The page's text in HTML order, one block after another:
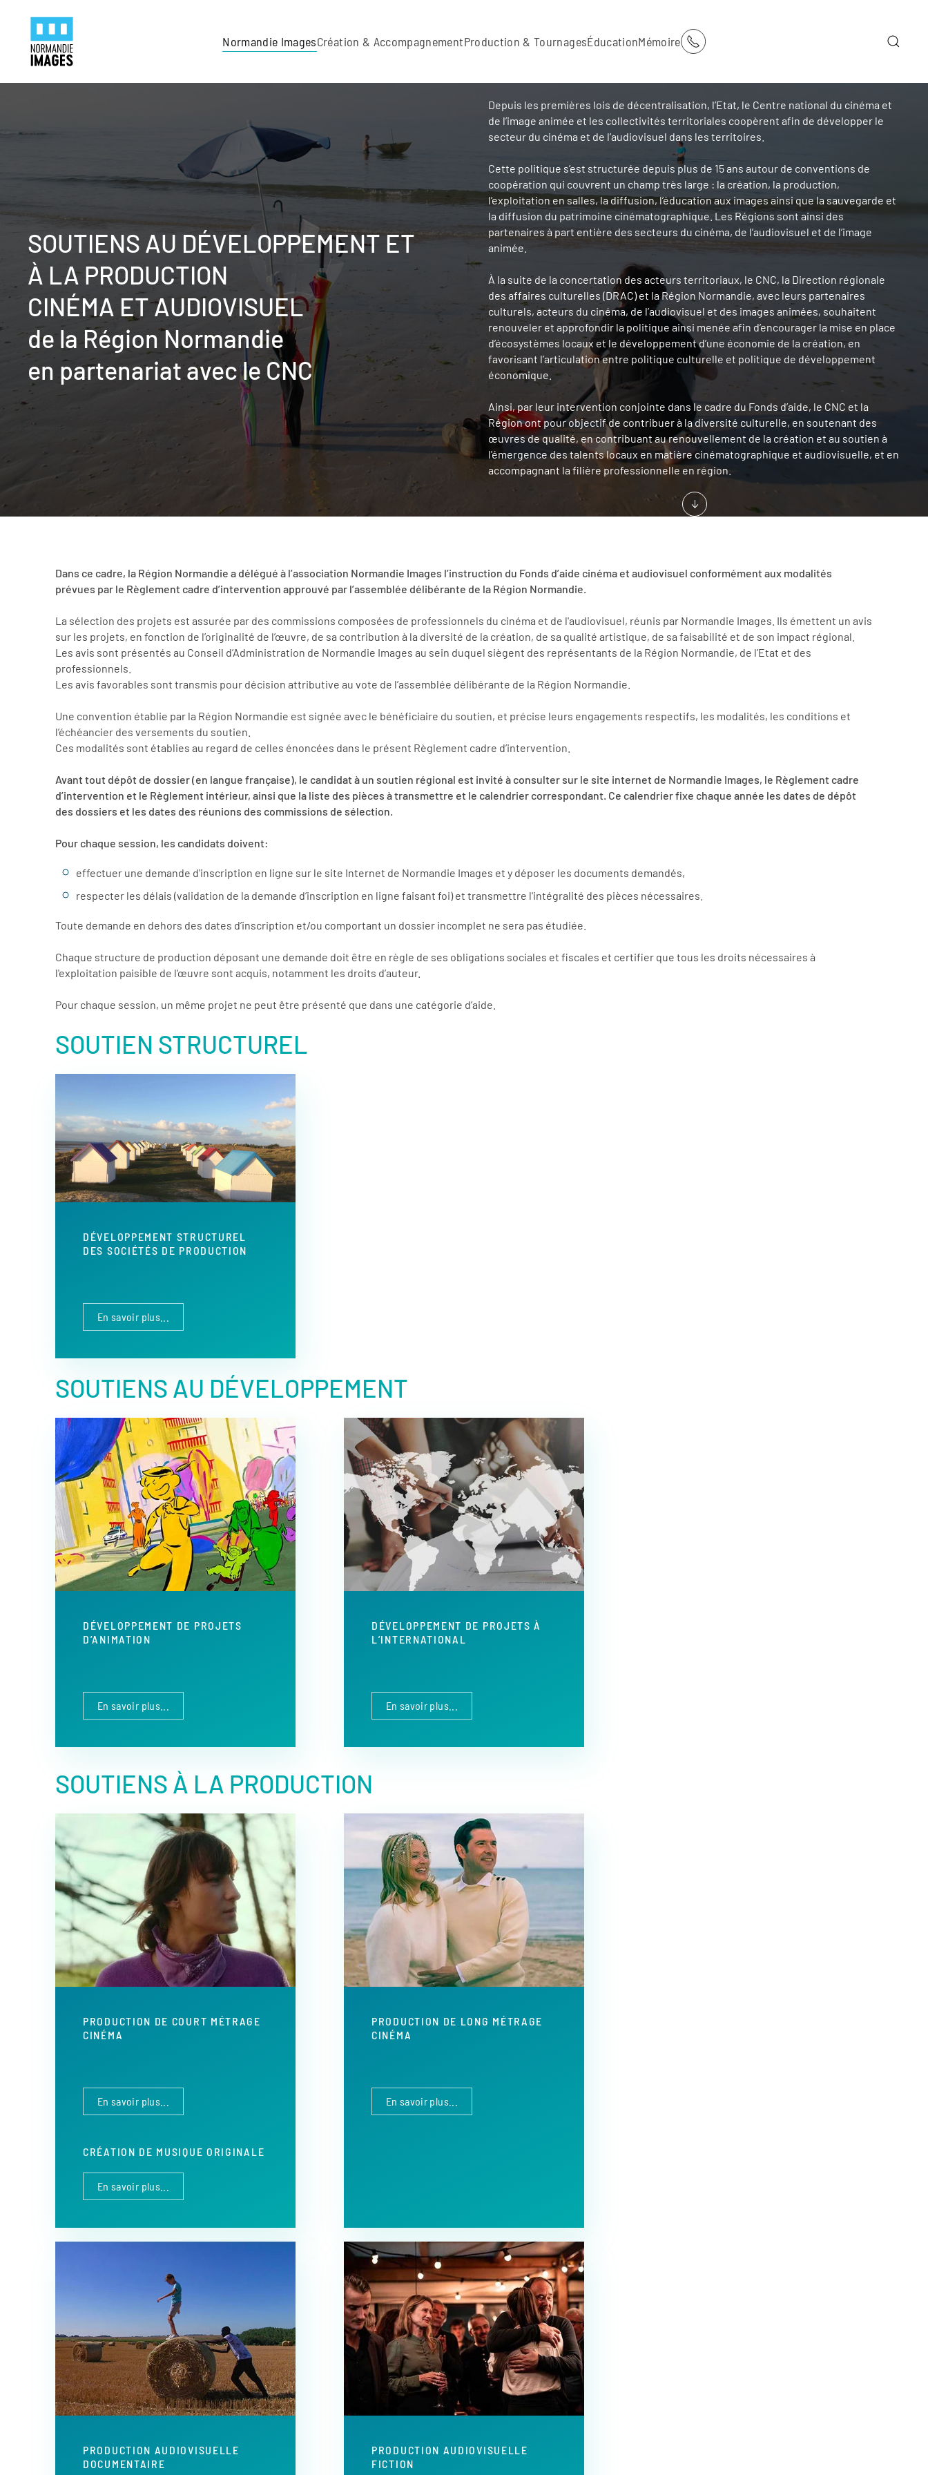
Skip to main content
Normandie ImagesCréation & AccompagnementProduction & TournagesÉducationMémoire
SOUTIENS AU DÉVELOPPEMENT ET
À LA PRODUCTION
CINÉMA ET AUDIOVISUEL
de la Région Normandie
en partenariat avec le CNC
Depuis les premières lois de décentralisation, l’Etat, le Centre national du cinéma et
de l’image animée et les collectivités territoriales coopèrent afin de développer le
secteur du cinéma et de l’audiovisuel dans les territoires.
Cette politique s’est structurée depuis plus de 15 ans autour de conventions de
coopération qui couvrent un champ très large : la création, la production,
l’exploitation en salles, la diffusion, l’éducation aux images ainsi que la sauvegarde et
la diffusion du patrimoine cinématographique. Les Régions sont ainsi des
partenaires à part entière des secteurs du cinéma, de l’audiovisuel et de l’image
animée.
À la suite de la concertation des acteurs territoriaux, le CNC, la Direction régionale
des affaires culturelles (DRAC) et la Région Normandie, avec leurs partenaires
culturels, acteurs du cinéma, de l’audiovisuel et des images animées, souhaitent
renouveler et approfondir la politique ainsi menée afin d’encourager la mise en place
d’écosystèmes locaux et le développement d’une économie de la création, en
favorisant l’articulation entre politique culturelle et politique de développement
économique.
Ainsi, par leur intervention conjointe dans le cadre du Fonds d’aide, le CNC et la
Région ont pour objectif de contribuer à la diversité culturelle, en soutenant des
œuvres de qualité, en contribuant au renouvellement de la création et au soutien à
l'émergence des talents locaux en matière cinématographique et audiovisuelle, et en
accompagnant la filière professionnelle en région.
Dans ce cadre, la Région Normandie a délégué à l’association Normandie Images l’instruction du Fonds d’aide cinéma et audiovisuel conformément aux modalités
prévues par le Règlement cadre d’intervention approuvé par l’assemblée délibérante de la Région Normandie.
La sélection des projets est assurée par des commissions composées de professionnels du cinéma et de l'audiovisuel, réunis par Normandie Images. Ils émettent un avis
sur les projets, en fonction de l’originalité de l’œuvre, de sa contribution à la diversité de la création, de sa qualité artistique, de sa faisabilité et de son impact régional.
Les avis sont présentés au Conseil d’Administration de Normandie Images au sein duquel siègent des représentants de la Région Normandie, de l’Etat et des
professionnels.
Les avis favorables sont transmis pour décision attributive au vote de l’assemblée délibérante de la Région Normandie.
Une convention établie par la Région Normandie est signée avec le bénéficiaire du soutien, et précise leurs engagements respectifs, les modalités, les conditions et
l’échéancier des versements du soutien.
Ces modalités sont établies au regard de celles énoncées dans le présent Règlement cadre d’intervention.
Avant tout dépôt de dossier (en langue française), le candidat à un soutien régional est invité à consulter sur le site internet de Normandie Images, le Règlement cadre
d’intervention et le Règlement intérieur, ainsi que la liste des pièces à transmettre et le calendrier correspondant. Ce calendrier fixe chaque année les dates de dépôt
des dossiers et les dates des réunions des commissions de sélection.
Pour chaque session, les candidats doivent:
effectuer une demande d'inscription en ligne sur le site Internet de Normandie Images et y déposer les documents demandés,
respecter les délais (validation de la demande d’inscription en ligne faisant foi) et transmettre l'intégralité des pièces nécessaires.
Toute demande en dehors des dates d’inscription et/ou comportant un dossier incomplet ne sera pas étudiée.
Chaque structure de production déposant une demande doit être en règle de ses obligations sociales et fiscales et certifier que tous les droits nécessaires à
l'exploitation paisible de l'œuvre sont acquis, notamment les droits d’auteur.
Pour chaque session, un même projet ne peut être présenté que dans une catégorie d’aide.
SOUTIEN STRUCTUREL
DÉVELOPPEMENT STRUCTUREL
DES SOCIÉTÉS DE PRODUCTION
En savoir plus...
SOUTIENS AU DÉVELOPPEMENT
DÉVELOPPEMENT DE PROJETS
D’ANIMATION
En savoir plus...
DÉVELOPPEMENT DE PROJETS À
L’INTERNATIONAL
En savoir plus...
SOUTIENS À LA PRODUCTION
PRODUCTION DE COURT MÉTRAGE
CINÉMA
En savoir plus...
CRÉATION DE MUSIQUE ORIGINALE
En savoir plus...
PRODUCTION DE LONG MÉTRAGE
CINÉMA
En savoir plus...
PRODUCTION AUDIOVISUELLE
DOCUMENTAIRE
PRODUCTION AUDIOVISUELLE
FICTION